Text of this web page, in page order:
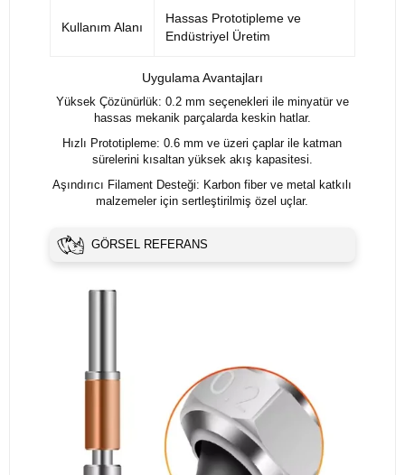
Kullanım Alanı
Hassas Prototipleme ve
Endüstriyel Üretim
Uygulama Avantajları
Yüksek Çözünürlük: 0.2 mm seçenekleri ile minyatür ve
hassas mekanik parçalarda keskin hatlar.
Hızlı Prototipleme: 0.6 mm ve üzeri çaplar ile katman
sürelerini kısaltan yüksek akış kapasitesi.
Aşındırıcı Filament Desteği: Karbon fiber ve metal katkılı
malzemeler için sertleştirilmiş özel uçlar.
GÖRSEL REFERANS